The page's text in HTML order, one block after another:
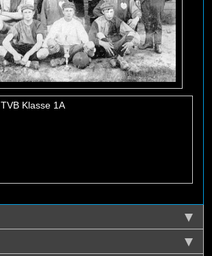
TVB Klasse 1A